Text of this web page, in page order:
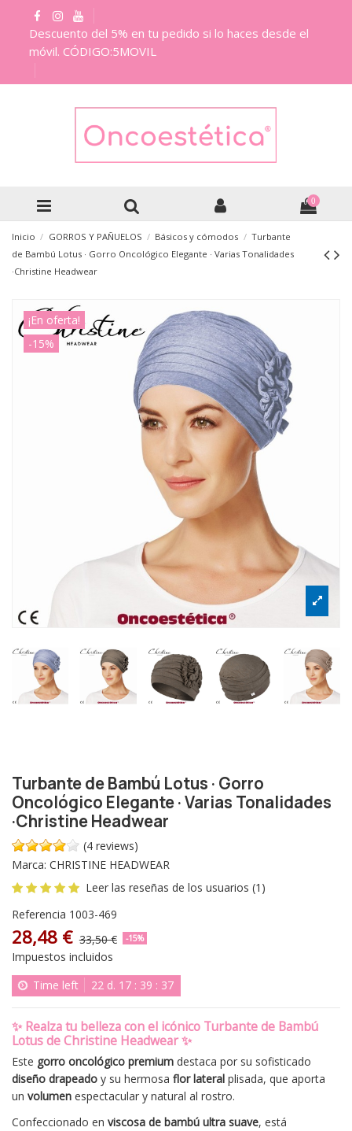
Descuento del 5% en tu pedido si lo haces desde el
móvil. CÓDIGO:5MOVIL
0
Inicio GORROS Y PAÑUELOS Básicos y cómodos
Turbante
de Bambú Lotus · Gorro Oncológico Elegante · Varias Tonalidades
·Christine Headwear
¡En oferta!
-15%
Turbante de Bambú Lotus · Gorro
Oncológico Elegante · Varias Tonalidades
·Christine Headwear
(4 reviews)
Marca: CHRISTINE HEADWEAR
Leer las reseñas de los usuarios (1)
Referencia 1003-469
28,48 € 33,50 € -15%
Impuestos incluidos
Time left
22 d. 17 : 39 : 36
✨Realza tu belleza con el icónico Turbante de Bambú
Lotus de Christine Headwear✨
Este gorro oncológico premium destaca por su sofisticado
diseño drapeado y su hermosa flor lateral plisada, que aporta
un volumen espectacular y natural al rostro.
Confeccionado en viscosa de bambú ultra suave, está